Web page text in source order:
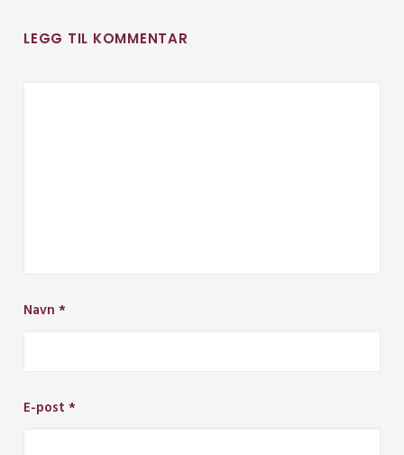
LEGG TIL KOMMENTAR
Navn *
E-post *